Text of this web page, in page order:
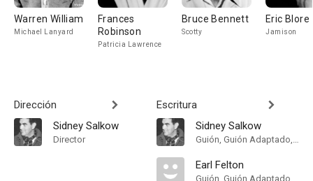
Warren William
Michael Lanyard
Frances
Robinson
Patricia Lawrence
Bruce Bennett
Scotty
Eric Blore
Jamison
Dirección
Sidney Salkow
Director
Escritura
Sidney Salkow
Guión, Guión Adaptado, Historia
Earl Felton